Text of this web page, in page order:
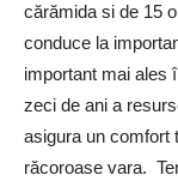
cărămida si de 15
conduce la
important mai ales
zeci de ani a
asigura un comfort
răcoroase vara.